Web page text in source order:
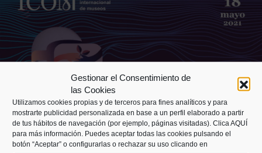
Gestionar el Consentimiento de
las Cookies
Utilizamos cookies propias y de terceros para fines analíticos y para
mostrarte publicidad personalizada en base a un perfil elaborado a partir
de tus hábitos de navegación (por ejemplo, páginas visitadas). Clica AQUÍ
para más información. Puedes aceptar todas las cookies pulsando el
botón “Aceptar” o configurarlas o rechazar su uso clicando en